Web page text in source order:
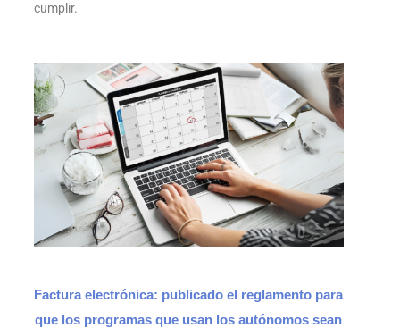
cumplir.
Factura electrónica: publicado el reglamento para
que los programas que usan los autónomos sean